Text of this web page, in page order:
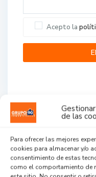
de las
Para ofrecer las mejores
cookies para almacenar y/o
consentimiento de estas
como el comportamiento de
Acepto la
...